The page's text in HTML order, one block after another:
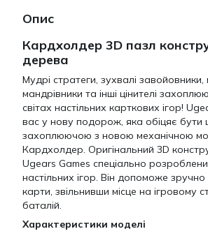
Опис
Кардхолдер 3D пазл
дерева
Мудрі стратеги, зухвалі завойовники,
мандрівники та інші цінителі
світах настільних карткових ігор!
вас у нову подорож, яка обіцяє бути
захоплюючою з новою механічною
Кардхолдер. Оригінальний 3D
Ugears Games спеціально
настільних ігор. Він допоможе
карти, звільнивши місце на ігровому
баталій.
Характеристики моделі